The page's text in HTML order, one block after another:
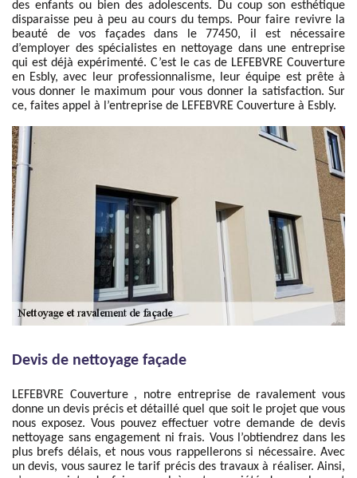
des enfants ou bien des adolescents. Du coup son esthétique
disparaisse peu à peu au cours du temps. Pour faire revivre la
beauté de vos façades dans le 77450, il est nécessaire
d’employer des spécialistes en nettoyage dans une entreprise
qui est déjà expérimenté. C’est le cas de LEFEBVRE Couverture
en Esbly, avec leur professionnalisme, leur équipe est prête à
vous donner le maximum pour vous donner la satisfaction. Sur
ce, faites appel à l’entreprise de LEFEBVRE Couverture à Esbly.
Devis de nettoyage façade
LEFEBVRE Couverture , notre entreprise de ravalement vous
donne un devis précis et détaillé quel que soit le projet que vous
nous exposez. Vous pouvez effectuer votre demande de devis
nettoyage sans engagement ni frais. Vous l’obtiendrez dans les
plus brefs délais, et nous vous rappellerons si nécessaire. Avec
un devis, vous saurez le tarif précis des travaux à réaliser. Ainsi,